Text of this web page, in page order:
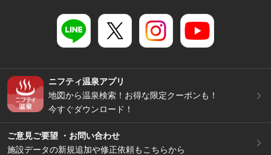
ニフティ温泉アプリ
地図から温泉検索！お得な限定クーポンも！
今すぐダウンロード！
ご意見ご要望 ・お問い合わせ
施設データの新規追加や修正依頼もこちらから